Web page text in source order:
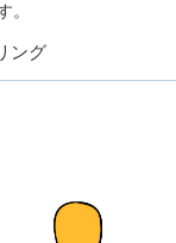
。
ング